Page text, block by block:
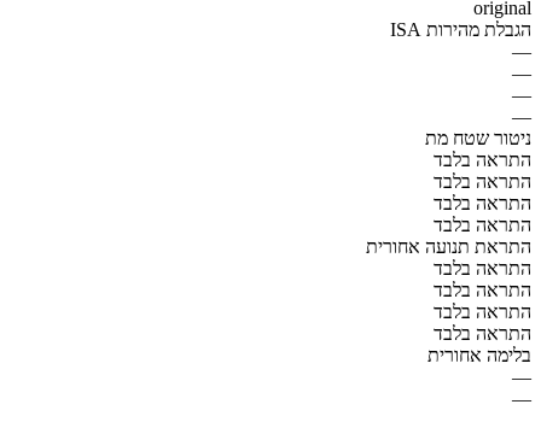
original
הגבלת מהירות ISA
—
—
—
—
ניטור שטח מת
התראה בלבד
התראה בלבד
התראה בלבד
התראה בלבד
התראת תנועה אחורית
התראה בלבד
התראה בלבד
התראה בלבד
התראה בלבד
בלימה אחורית
—
—